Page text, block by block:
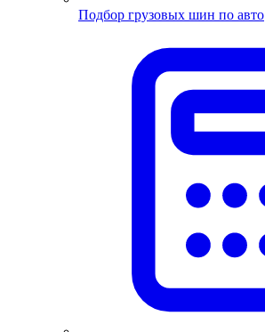
Подбор грузовых шин по авто